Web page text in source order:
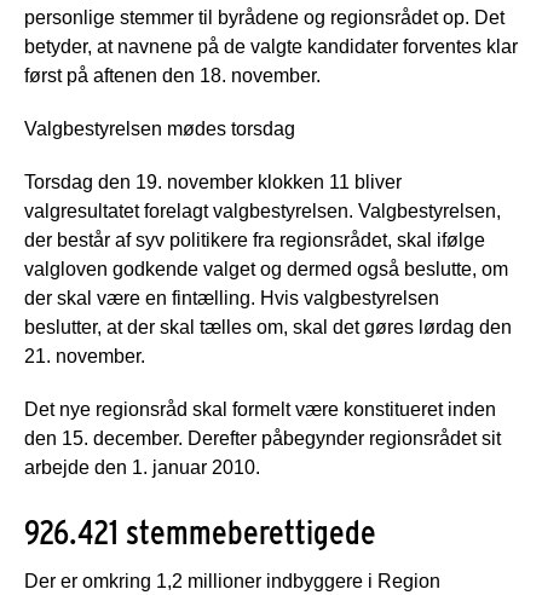
personlige stemmer til byrådene og regionsrådet op. Det
betyder, at navnene på de valgte kandidater forventes klar
først på aftenen den 18. november.
Valgbestyrelsen mødes torsdag
Torsdag den 19. november klokken 11 bliver
valgresultatet forelagt valgbestyrelsen. Valgbestyrelsen,
der består af syv politikere fra regionsrådet, skal ifølge
valgloven godkende valget og dermed også beslutte, om
der skal være en fintælling. Hvis valgbestyrelsen
beslutter, at der skal tælles om, skal det gøres lørdag den
21. november.
Det nye regionsråd skal formelt være konstitueret inden
den 15. december. Derefter påbegynder regionsrådet sit
arbejde den 1. januar 2010.
926.421 stemmeberettigede
Der er omkring 1,2 millioner indbyggere i Region